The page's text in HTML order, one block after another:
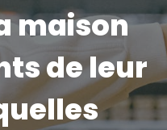
maison
de leur